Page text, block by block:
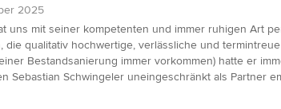
2025
uns mit seiner kompetenten und immer ruhigen Art
die qualitativ hochwertige, verlässliche und
Bestandsanierung immer vorkommen) hatte er
Sebastian Schwingeler uneingeschränkt als Partner